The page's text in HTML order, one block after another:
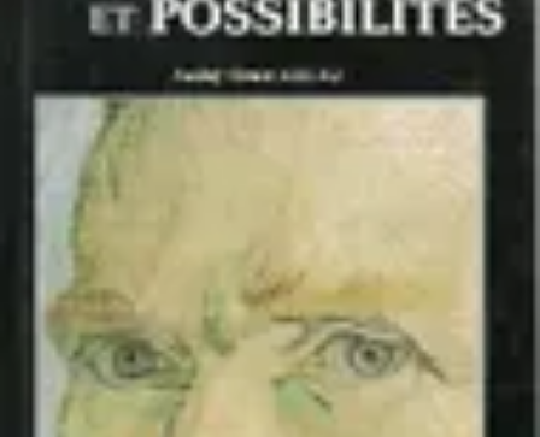
Guide Rubik Cube
Débutant ComparatifsInformatifTendances
Guide Rubik Cube